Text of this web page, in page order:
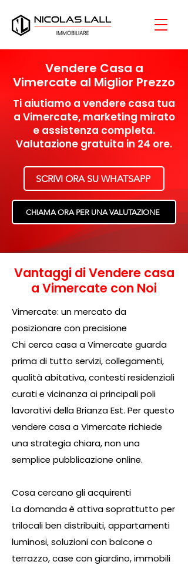
Vendere Casa a
Vimercate al Miglior Prezzo
Ti aiutiamo a vendere casa tua
a Vimercate, marketing mirato
e assistenza completa.
Valutazione gratuita in 24 ore.
SCRIVI ORA SU WHATSAPP
CHIAMA ORA PER UNA VALUTAZIONE
Vantaggi di Vendere casa
a Vimercate con Noi
Vimercate: un mercato da
posizionare con precisione
Chi cerca casa a Vimercate guarda
prima di tutto servizi, collegamenti,
qualità abitativa, contesti residenziali
curati e vicinanza ai principali poli
lavorativi della Brianza Est. Per questo
vendere casa a Vimercate richiede
una strategia chiara, non una
semplice pubblicazione online.
Cosa cercano gli acquirenti
La domanda è attiva soprattutto per
trilocali ben distribuiti, appartamenti
luminosi, soluzioni con balcone o
terrazzo, case con giardino, immobili